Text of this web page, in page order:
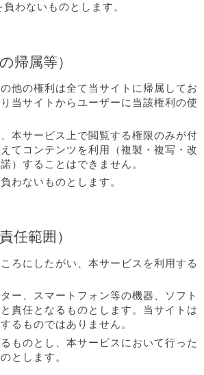
わないものとします。
帰属等）
他の権利は全て当サイトに帰属してお
当サイトからユーザーに当該権利の使
本サービス上で閲覧する権限のみが付
てコンテンツを利用（複製・複写・改
）することはできません。
わないものとします。
任範囲）
ろにしたがい、本サービスを利用する
ー、スマートフォン等の機器、ソフト
責任となるものとします。当サイトは
るものではありません。
ものとし、本サービスにおいて行った
とします。